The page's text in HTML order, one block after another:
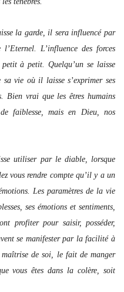
la garde, il sera influencé par
L’influence des forces
petit à petit. Quelqu’un se laisse
vie où il laisse s’exprimer ses
Bien vrai que les êtres humains
faiblesse, mais en Dieu, nos
utiliser par le diable, lorsque
vous rendre compte qu’il y a un
Les paramètres de la vie
ses émotions et sentiments,
profiter pour saisir, posséder,
se manifester par la facilité à
maîtrise de soi, le fait de manger
vous êtes dans la colère, soit